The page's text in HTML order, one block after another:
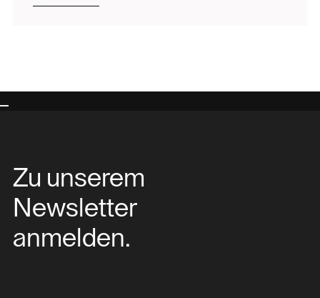
Zu unserem
Newsletter
anmelden.